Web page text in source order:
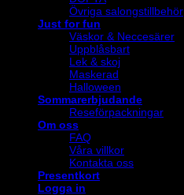
Övriga salongstillbehör
Just for fun
Väskor & Neccesärer
Uppblåsbart
Lek & skoj
Maskerad
Halloween
Sommarerbjudande
Reseförpackningar
Om oss
FAQ
Våra villkor
Kontakta oss
Presentkort
Logga in